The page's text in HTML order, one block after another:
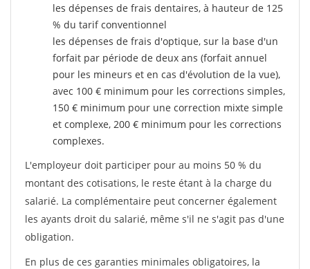
les dépenses de frais dentaires, à hauteur de 125
% du tarif conventionnel
les dépenses de frais d'optique, sur la base d'un
forfait par période de deux ans (forfait annuel
pour les mineurs et en cas d'évolution de la vue),
avec 100 € minimum pour les corrections simples,
150 € minimum pour une correction mixte simple
et complexe, 200 € minimum pour les corrections
complexes.
L'employeur doit participer pour au moins 50 % du
montant des cotisations, le reste étant à la charge du
salarié. La complémentaire peut concerner également
les ayants droit du salarié, même s'il ne s'agit pas d'une
obligation.
En plus de ces garanties minimales obligatoires, la